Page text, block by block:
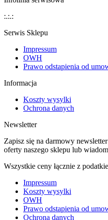
:.:.:
Serwis Sklepu
Impressum
OWH
Prawo odstapienia od
Informacja
Koszty wysylki
Ochrona danych
Newsletter
Zapisz się na darmowy
oferty naszego sklepu lub
Wszystkie ceny łącznie z
Impressum
Koszty wysylki
OWH
Prawo odstapienia od
Ochrona danych